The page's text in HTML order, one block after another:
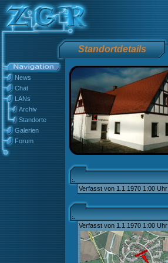
Standortdetails
News
Chat
LANs
Archiv
Standorte
Galerien
Forum
Verfasst von 1.1.1970 1:00 Uhr
Verfasst von 1.1.1970 1:00 Uhr